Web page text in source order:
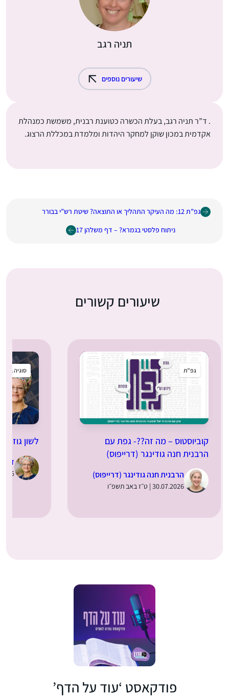
תניה רגב
שיעורים נוספים
. ד”ר תניה רגב, בעלת הכשרה כטוענת רבנית, משמשת כמנהלת
אקדמית במכון שוקן למחקר היהדות ומלמדת במכללת הרצוג.
גפ”ת 12: מה העיקר התהליך או התוצאה? שיטת רש”י בבורר
ניתוח פלסטי בגמרא? – דף משלהן 17
שיעורים קשורים
גפ”ת
קוביוסטוס – מה זה??- גפת עם
הרבנית חנה גודינגר (דרייפוס)
הרבנית חנה גודינגר (דרייפוס)
30.07.2026 | ט״ז באב תשפ״ו
סוגיה
לשון גוזמה
ד”ר
פודקאסט ‘עוד על הדף’